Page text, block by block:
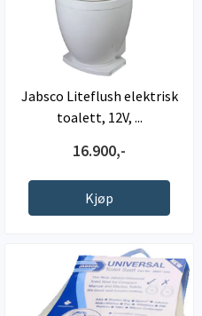
Jabsco Liteflush elektrisk
toalett, 12V, ...
16.900,-
Kjøp